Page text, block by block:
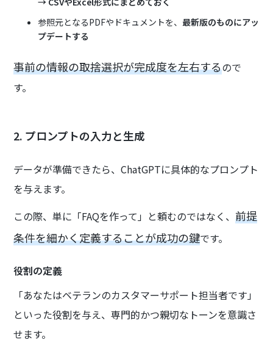
参照元となるPDFやドキュメントを、 最新版のものにアッ
プデートする
事前の情報の取捨選択が完成度を左右するので
す。
2. プロンプトの入力と生成
データが準備できたら、ChatGPTに具体的なプロンプト
を与えます。
この際、単に「FAQを作って」と頼むのではなく、前提
条件を細かく定義することが成功の鍵です。
役割の定義
「あなたはベテランのカスタマーサポート担当者です」
といった役割を与え、専門的かつ親切なトーンを意識さ
せます。